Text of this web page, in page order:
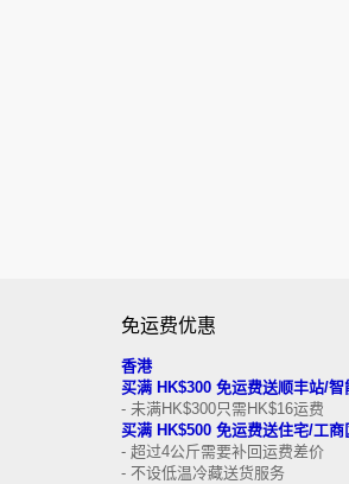
免运费优惠
香港
买满 HK$300 免运费送顺丰站/智
- 未满HK$300只需HK$16运费
买满 HK$500 免运费送住宅/工商
- 超过4公斤需要补回运费差价
- 不设低温冷藏送货服务